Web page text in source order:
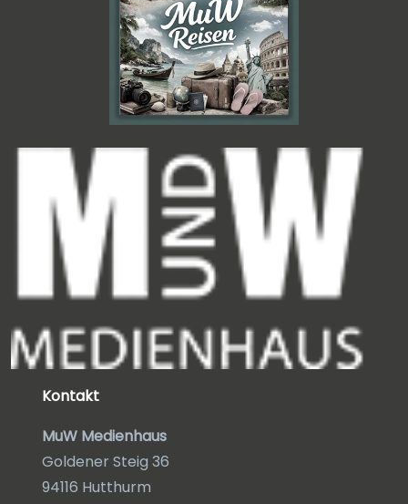
Kontakt
MuW Medienhaus
Goldener Steig 36
94116 Hutthurm